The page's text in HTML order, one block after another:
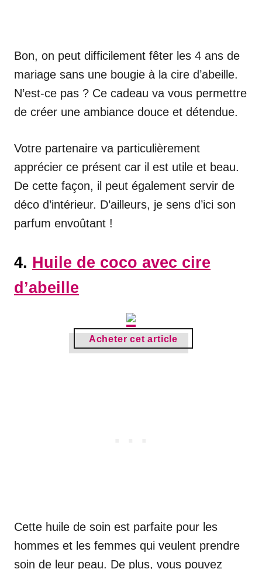
Bon, on peut difficilement fêter les 4 ans de
mariage sans une bougie à la cire d’abeille.
N’est-ce pas ? Ce cadeau va vous permettre
de créer une ambiance douce et détendue.
Votre partenaire va particulièrement
apprécier ce présent car il est utile et beau.
De cette façon, il peut également servir de
déco d’intérieur. D’ailleurs, je sens d’ici son
parfum envoûtant !
4. Huile de coco avec cire
d’abeille
Acheter cet article
Cette huile de soin est parfaite pour les
hommes et les femmes qui veulent prendre
soin de leur peau. De plus, vous pouvez